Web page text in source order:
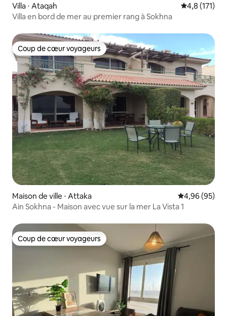
Villa ⋅ Ataqah Évaluation
4,8 (171)
Villa en bord de mer au premier rang à Sokhna
Coup de cœur voyageurs
Coup de cœur voyageurs
Maison de ville ⋅ Attaka Évaluation
4,96 (95)
Ain Sokhna - Maison avec vue sur la mer La Vista 1
Coup de cœur voyageurs
Coup de cœur voyageurs